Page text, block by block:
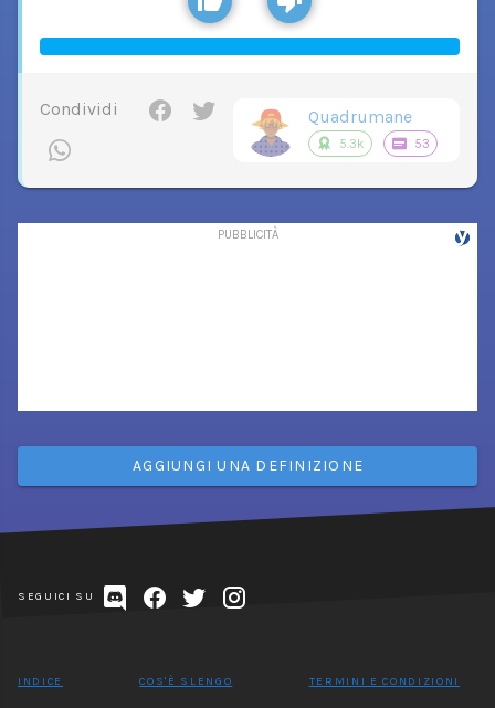
Condividi Quadrumane
5.3k 53
AGGIUNGI UNA DEFINIZIONE
SEGUICI SU
INDICE COS'È SLENGO TERMINI E CONDIZIONI